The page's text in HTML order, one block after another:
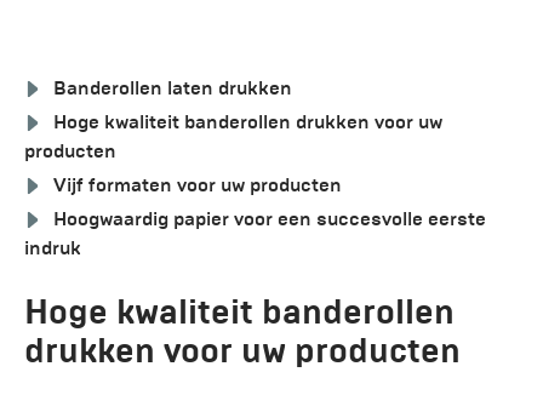
Banderollen laten drukken
Hoge kwaliteit banderollen drukken voor uw
producten
Vijf formaten voor uw producten
Hoogwaardig papier voor een succesvolle eerste
indruk
Hoge kwaliteit banderollen
drukken voor uw producten